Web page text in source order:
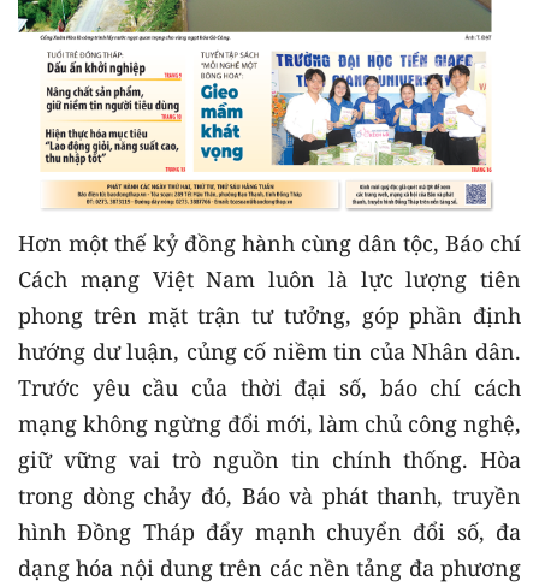
Hơn một thế kỷ đồng hành cùng dân tộc, Báo chí
Cách mạng Việt Nam luôn là lực lượng tiên
phong trên mặt trận tư tưởng, góp phần định
hướng dư luận, củng cố niềm tin của Nhân dân.
Trước yêu cầu của thời đại số, báo chí cách
mạng không ngừng đổi mới, làm chủ công nghệ,
giữ vững vai trò nguồn tin chính thống. Hòa
trong dòng chảy đó, Báo và phát thanh, truyền
hình Đồng Tháp đẩy mạnh chuyển đổi số, đa
dạng hóa nội dung trên các nền tảng đa phương